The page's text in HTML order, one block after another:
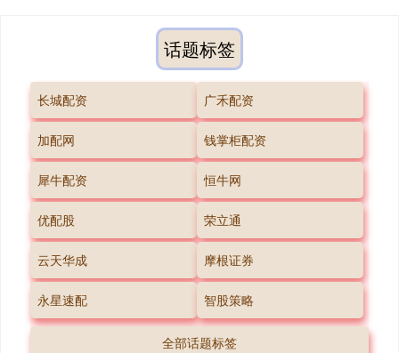
话题标签
长城配资 广禾配资
加配网 钱掌柜配资
犀牛配资 恒牛网
优配股 荣立通
云天华成 摩根证券
永星速配 智股策略
全部话题标签